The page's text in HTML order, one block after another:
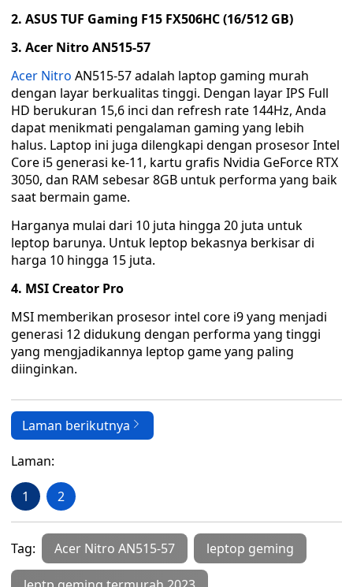
2. ASUS TUF Gaming F15 FX506HC (16/512 GB)
3. Acer Nitro AN515-57
Acer Nitro AN515-57 adalah laptop gaming murah
dengan layar berkualitas tinggi. Dengan layar IPS Full
HD berukuran 15,6 inci dan refresh rate 144Hz, Anda
dapat menikmati pengalaman gaming yang lebih
halus. Laptop ini juga dilengkapi dengan prosesor Intel
Core i5 generasi ke-11, kartu grafis Nvidia GeForce RTX
3050, dan RAM sebesar 8GB untuk performa yang baik
saat bermain game.
Harganya mulai dari 10 juta hingga 20 juta untuk
leptop barunya. Untuk leptop bekasnya berkisar di
harga 10 hingga 15 juta.
4. MSI Creator Pro
MSI memberikan prosesor intel core i9 yang menjadi
generasi 12 didukung dengan performa yang tinggi
yang mengjadikannya leptop game yang paling
diinginkan.
Laman berikutnya
Laman:
1 2
Tag: Acer Nitro AN515-57 leptop geming